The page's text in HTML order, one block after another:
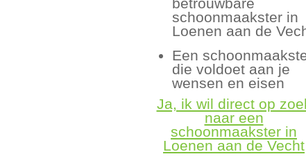
schoonmaakster in
Loenen aan de
Een
die voldoet aan je
wensen en eisen
Ja, ik wil direct op
naar een
schoonmaakster in
Loenen aan de Vecht